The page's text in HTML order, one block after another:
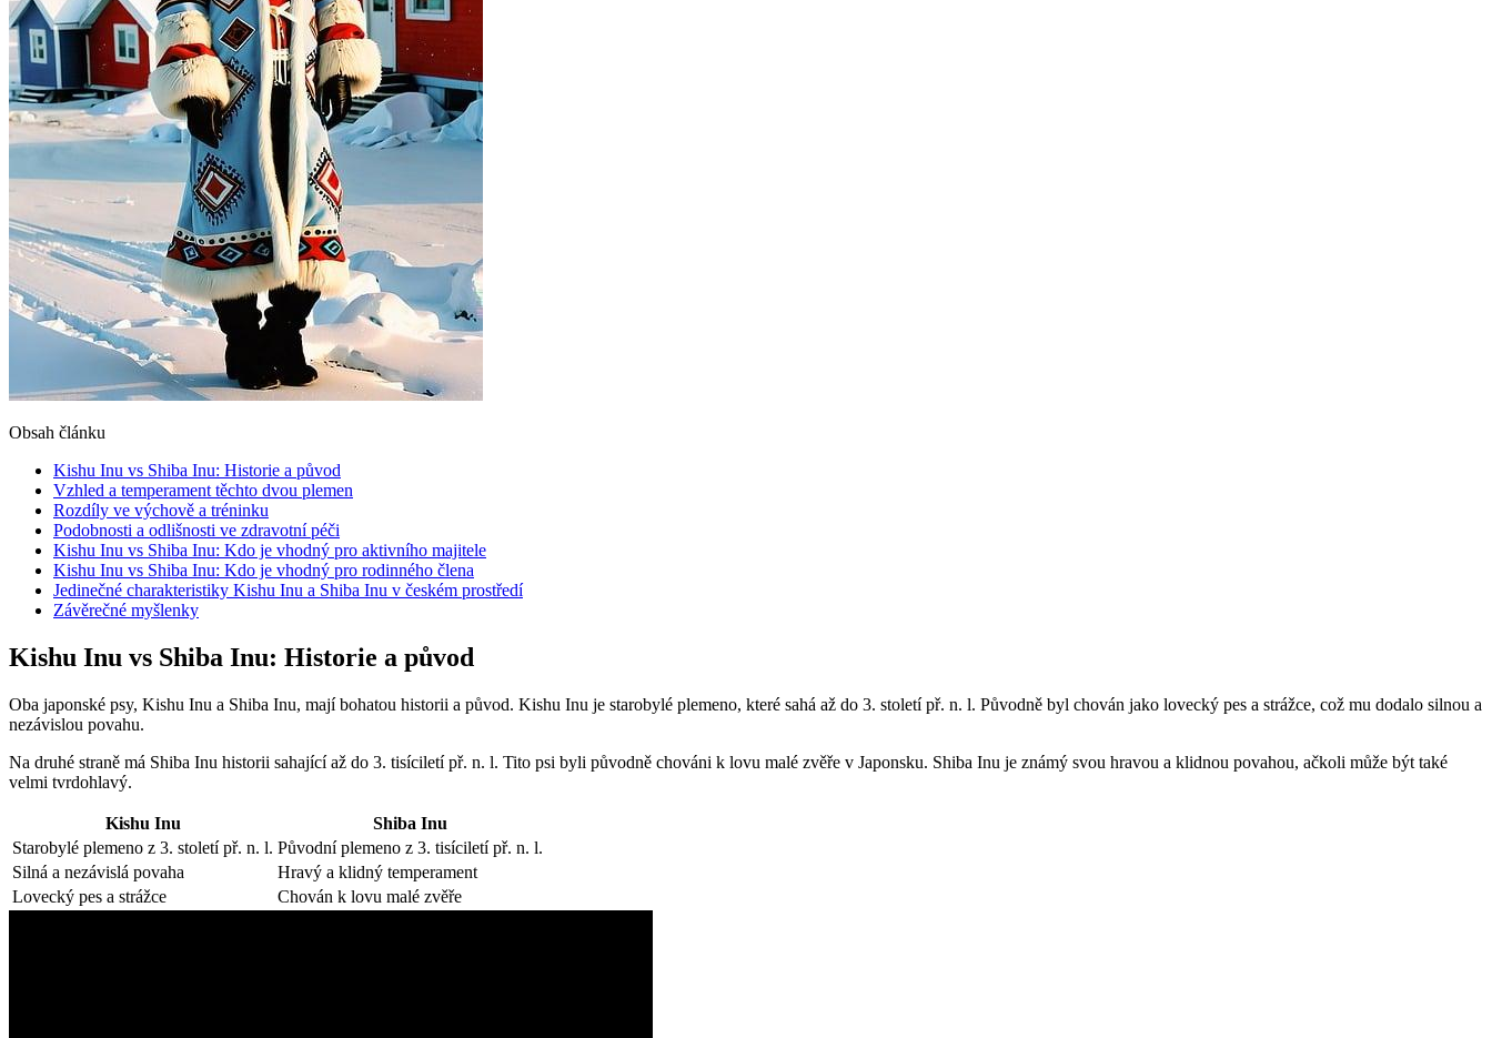
Obsah článku
Kishu Inu vs Shiba Inu: Historie a původ
Vzhled a temperament těchto dvou plemen
Rozdíly ve výchově a tréninku
Podobnosti a odlišnosti ve zdravotní péči
Kishu Inu vs Shiba Inu: Kdo je vhodný pro aktivního majitele
Kishu Inu vs Shiba Inu: Kdo je vhodný pro rodinného člena
Jedinečné charakteristiky Kishu Inu a Shiba Inu v českém prostředí
Závěrečné myšlenky
Kishu Inu vs Shiba Inu: Historie a původ
Oba japonské psy, Kishu Inu a Shiba Inu, mají bohatou historii a původ. Kishu Inu je starobylé plemeno, které sahá až do 3. století př. n. l. Původně byl chován jako lovecký pes a strážce, což mu dodalo silnou a
nezávislou povahu.
Na druhé straně má Shiba Inu historii sahající až do 3. tisíciletí př. n. l. Tito psi byli původně chováni k lovu malé zvěře v Japonsku. Shiba Inu je známý svou hravou a klidnou povahou, ačkoli může být také
velmi tvrdohlavý.
Kishu Inu
Shiba Inu
Starobylé plemeno z 3. století př. n. l. Původní plemeno z 3. tisíciletí př. n. l.
Silná a nezávislá povaha
Hravý a klidný temperament
Lovecký pes a strážce
Chován k lovu malé zvěře